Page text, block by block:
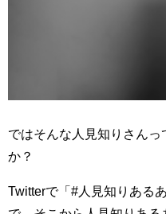
ではそんな人見知りさんっ
か？
Twitterで「#人見知りある